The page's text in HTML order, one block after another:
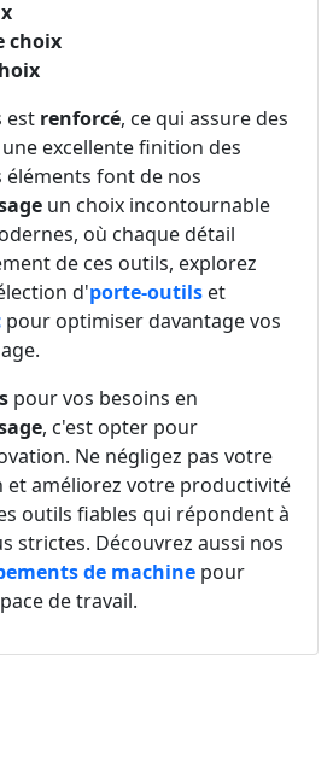
choix
est renforcé, ce qui assure des
excellente finition des
éléments font de nos
un choix incontournable
où chaque détail
de ces outils, explorez
d'porte-outils et
pour optimiser davantage vos
pour vos besoins en
, c'est opter pour
Ne négligez pas votre
améliorez votre productivité
outils fiables qui répondent à
strictes. Découvrez aussi nos
de machine pour
de travail.